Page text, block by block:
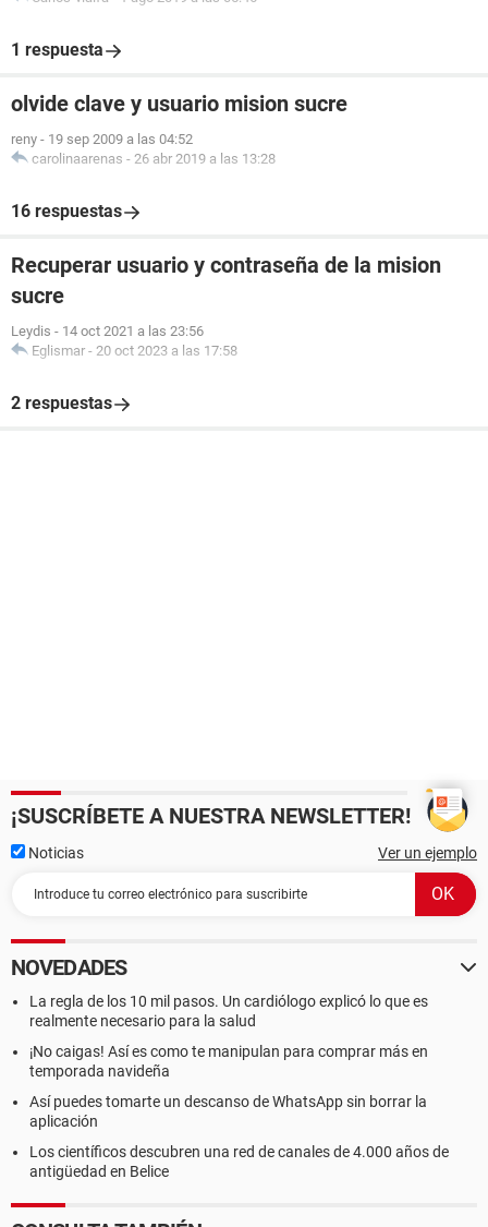
1 respuesta
olvide clave y usuario mision sucre
reny - 19 sep 2009 a las 04:52
carolinaarenas - 26 abr 2019 a las 13:28
16 respuestas
Recuperar usuario y contraseña de la mision
sucre
Leydis - 14 oct 2021 a las 23:56
Eglismar - 20 oct 2023 a las 17:58
2 respuestas
¡SUSCRÍBETE A NUESTRA NEWSLETTER!
Noticias Ver un ejemplo
NOVEDADES
La regla de los 10 mil pasos. Un cardiólogo explicó lo que es
realmente necesario para la salud
¡No caigas! Así es como te manipulan para comprar más en
temporada navideña
Así puedes tomarte un descanso de WhatsApp sin borrar la
aplicación
Los científicos descubren una red de canales de 4.000 años de
antigüedad en Belice